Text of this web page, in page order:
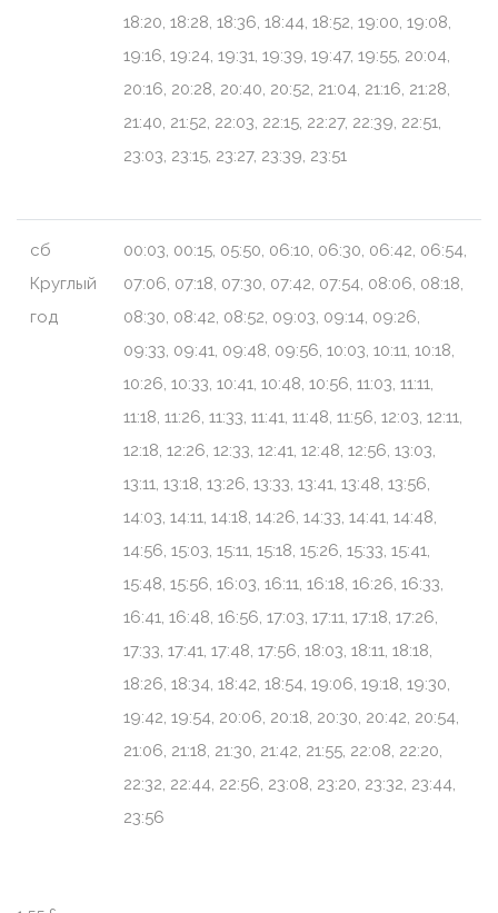
18:20, 18:28, 18:36, 18:44, 18:52, 19:00, 19:08,
19:16, 19:24, 19:31, 19:39, 19:47, 19:55, 20:04,
20:16, 20:28, 20:40, 20:52, 21:04, 21:16, 21:28,
21:40, 21:52, 22:03, 22:15, 22:27, 22:39, 22:51,
23:03, 23:15, 23:27, 23:39, 23:51
сб
Круглый
год
00:03, 00:15, 05:50, 06:10, 06:30, 06:42, 06:54,
07:06, 07:18, 07:30, 07:42, 07:54, 08:06, 08:18,
08:30, 08:42, 08:52, 09:03, 09:14, 09:26,
09:33, 09:41, 09:48, 09:56, 10:03, 10:11, 10:18,
10:26, 10:33, 10:41, 10:48, 10:56, 11:03, 11:11,
11:18, 11:26, 11:33, 11:41, 11:48, 11:56, 12:03, 12:11,
12:18, 12:26, 12:33, 12:41, 12:48, 12:56, 13:03,
13:11, 13:18, 13:26, 13:33, 13:41, 13:48, 13:56,
14:03, 14:11, 14:18, 14:26, 14:33, 14:41, 14:48,
14:56, 15:03, 15:11, 15:18, 15:26, 15:33, 15:41,
15:48, 15:56, 16:03, 16:11, 16:18, 16:26, 16:33,
16:41, 16:48, 16:56, 17:03, 17:11, 17:18, 17:26,
17:33, 17:41, 17:48, 17:56, 18:03, 18:11, 18:18,
18:26, 18:34, 18:42, 18:54, 19:06, 19:18, 19:30,
19:42, 19:54, 20:06, 20:18, 20:30, 20:42, 20:54,
21:06, 21:18, 21:30, 21:42, 21:55, 22:08, 22:20,
22:32, 22:44, 22:56, 23:08, 23:20, 23:32, 23:44,
23:56